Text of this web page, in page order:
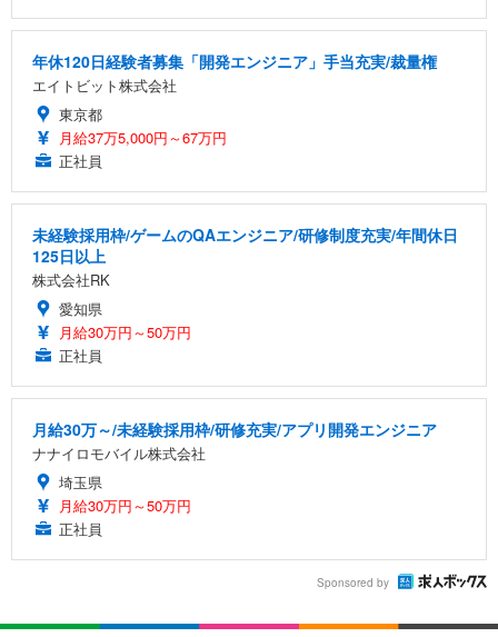
年休120日経験者募集「開発エンジニア」手当充実/裁量権
エイトビット株式会社
東京都
月給37万5,000円～67万円
正社員
未経験採用枠/ゲームのQAエンジニア/研修制度充実/年間休日
125日以上
株式会社RK
愛知県
月給30万円～50万円
正社員
月給30万～/未経験採用枠/研修充実/アプリ開発エンジニア
ナナイロモバイル株式会社
埼玉県
月給30万円～50万円
正社員
Sponsored by